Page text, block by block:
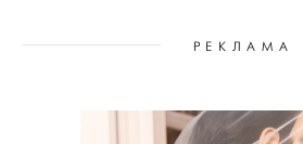
РЕКЛАМА